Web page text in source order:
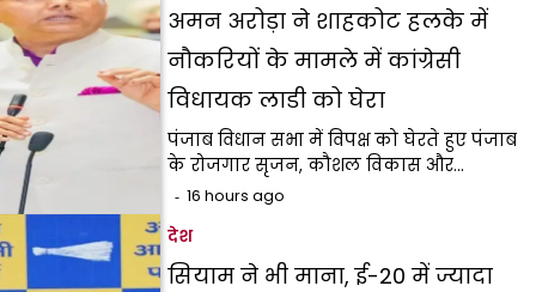
अमन अरोड़ा ने शाहकोट हलके में
नौकरियों के मामले में कांग्रेसी
विधायक लाडी को घेरा
पंजाब विधान सभा में विपक्ष को घेरते हुए पंजाब
के रोजगार सृजन, कौशल विकास और…
16 hours ago
देश
सियाम ने भी माना, ई-20 में ज्यादा